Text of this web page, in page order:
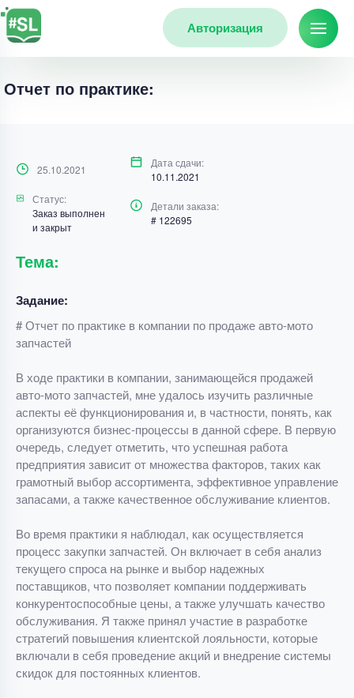
Авторизация
Отчет по практике:
25.10.2021
Дата сдачи:
10.11.2021
Статус:
Заказ выполнен
и закрыт
Детали заказа:
# 122695
Тема:
Задание:
# Отчет по практике в компании по продаже авто-мото
запчастей
В ходе практики в компании, занимающейся продажей
авто-мото запчастей, мне удалось изучить различные
аспекты её функционирования и, в частности, понять, как
организуются бизнес-процессы в данной сфере. В первую
очередь, следует отметить, что успешная работа
предприятия зависит от множества факторов, таких как
грамотный выбор ассортимента, эффективное управление
запасами, а также качественное обслуживание клиентов.
Во время практики я наблюдал, как осуществляется
процесс закупки запчастей. Он включает в себя анализ
текущего спроса на рынке и выбор надежных
поставщиков, что позволяет компании поддерживать
конкурентоспособные цены, а также улучшать качество
обслуживания. Я также принял участие в разработке
стратегий повышения клиентской лояльности, которые
включали в себя проведение акций и внедрение системы
скидок для постоянных клиентов.